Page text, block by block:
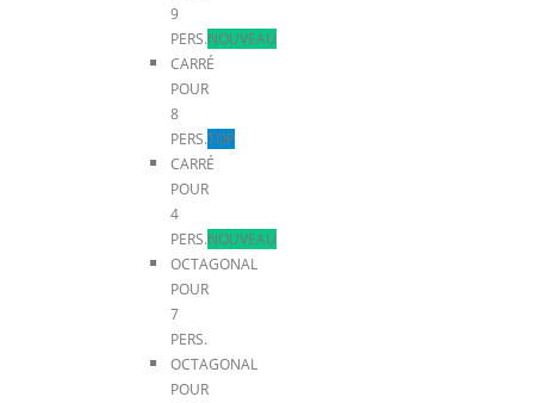
9
PERS.NOUVEAU
CARRÉ
POUR
8
PERS.TOP
CARRÉ
POUR
4
PERS.NOUVEAU
OCTAGONAL
POUR
7
PERS.
OCTAGONAL
POUR